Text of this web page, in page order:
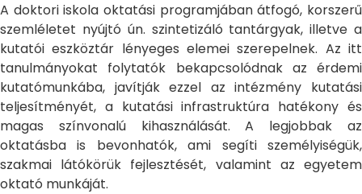
A doktori iskola oktatási programjában átfogó, korszerű
szemléletet nyújtó ún. szintetizáló tantárgyak, illetve a
kutatói eszköztár lényeges elemei szerepelnek. Az itt
tanulmányokat folytatók bekapcsolódnak az érdemi
kutatómunkába, javítják ezzel az intézmény kutatási
teljesítményét, a kutatási infrastruktúra hatékony és
magas színvonalú kihasználását. A legjobbak az
oktatásba is bevonhatók, ami segíti személyiségük,
szakmai látókörük fejlesztését, valamint az egyetem
oktató munkáját.